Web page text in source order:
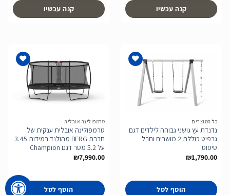
קנה עכשיו קנה עכשיו
לרשימת
המשאלות
כל המוצרים
נדנדת עץ גושני גבוהה לילדים דגם
גרפיט כוללת 2 מושבים וחבל
טיפוס
₪1,790.00
הוסף לסל
טרמפולינה אובלית
טרמפולינה אובלית ענקית של
חברת BERG מהולנד במידות 3.45
על 5.2 מטר דגם Champion
₪7,990.00
הוסף לסל